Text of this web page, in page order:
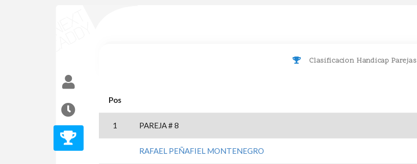
Clasificacion Handicap Parejas
Pos
1 PAREJA # 8
RAFAEL PEÑAFIEL MONTENEGRO